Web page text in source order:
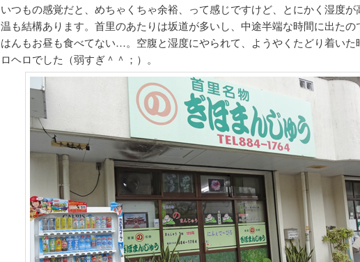
いつもの感覚だと、めちゃくちゃ余裕、って感じですけど、とにかく湿度が
温も結構あります。首里のあたりは坂道が多いし、中途半端な時間に出たの
はんもお昼も食べてない…。空腹と湿度にやられて、ようやくたどり着いた
ロヘロでした（弱すぎ＾＾；）。